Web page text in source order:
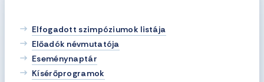
Elfogadott szimpóziumok listája
Előadók névmutatója
Eseménynaptár
Kísérőprogramok